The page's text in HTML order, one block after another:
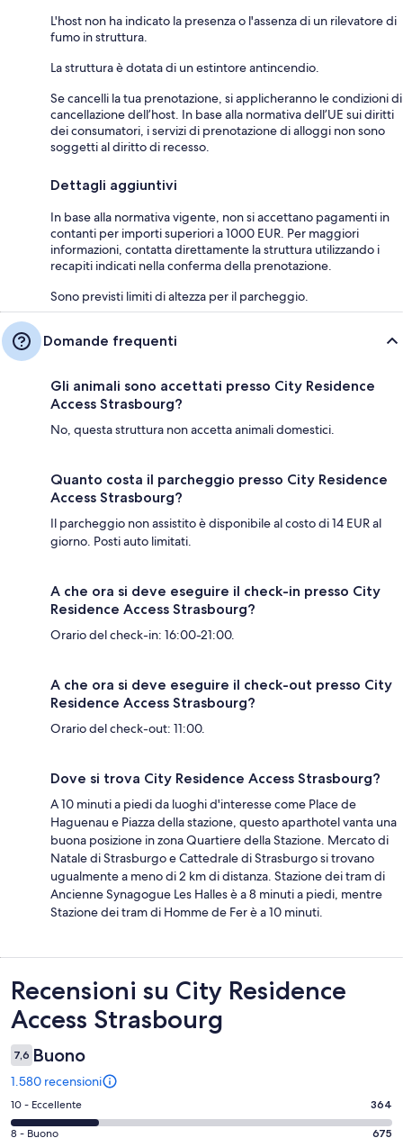
L'host non ha indicato la presenza o l'assenza di un rilevatore di
fumo in struttura.
La struttura è dotata di un estintore antincendio.
Se cancelli la tua prenotazione, si applicheranno le condizioni di
cancellazione dell’host. In base alla normativa dell’UE sui diritti
dei consumatori, i servizi di prenotazione di alloggi non sono
soggetti al diritto di recesso.
Dettagli aggiuntivi
In base alla normativa vigente, non si accettano pagamenti in
contanti per importi superiori a 1000 EUR. Per maggiori
informazioni, contatta direttamente la struttura utilizzando i
recapiti indicati nella conferma della prenotazione.
Sono previsti limiti di altezza per il parcheggio.
Domande frequenti
Gli animali sono accettati presso City Residence
Access Strasbourg?
No, questa struttura non accetta animali domestici.
Quanto costa il parcheggio presso City Residence
Access Strasbourg?
Il parcheggio non assistito è disponibile al costo di 14 EUR al
giorno. Posti auto limitati.
A che ora si deve eseguire il check-in presso City
Residence Access Strasbourg?
Orario del check-in: 16:00-21:00.
A che ora si deve eseguire il check-out presso City
Residence Access Strasbourg?
Orario del check-out: 11:00.
Dove si trova City Residence Access Strasbourg?
A 10 minuti a piedi da luoghi d'interesse come Place de
Haguenau e Piazza della stazione, questo aparthotel vanta una
buona posizione in zona Quartiere della Stazione. Mercato di
Natale di Strasburgo e Cattedrale di Strasburgo si trovano
ugualmente a meno di 2 km di distanza. Stazione dei tram di
Ancienne Synagogue Les Halles è a 8 minuti a piedi, mentre
Stazione dei tram di Homme de Fer è a 10 minuti.
Recensioni
Recensioni su City Residence
Access Strasbourg
7,6 Buono
1.580 recensioni
Valutazione
di
10 - Eccellente 364
8 - Buono 675